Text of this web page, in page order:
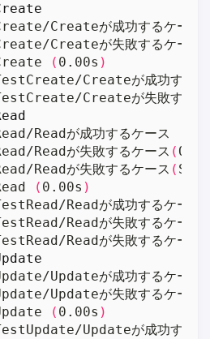
( 0.00s )
Createが成功する
Createが失敗する
Readが失敗するケース (
Readが失敗するケース (
( 0.00s )
Readが成功するケー
Readが失敗するケース
Readが失敗するケース
( 0.00s )
Updateが成功する